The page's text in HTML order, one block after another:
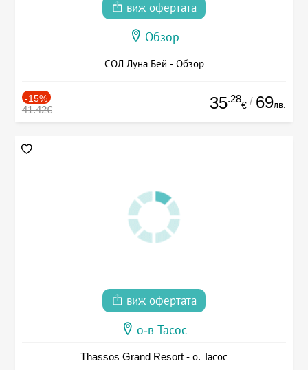
виж офертата
Обзор
СОЛ Луна Бей - Обзор
-15%
41.42€ 35.28
€ / 69лв.
виж офертата
о-в Тасос
Thassos Grand Resort - о. Тасос